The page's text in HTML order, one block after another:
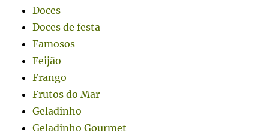
Doces
Doces de festa
Famosos
Feijão
Frango
Frutos do Mar
Geladinho
Geladinho Gourmet